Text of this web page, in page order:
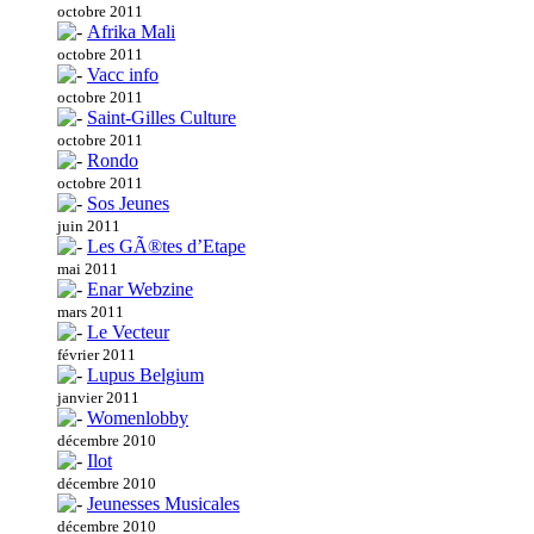
octobre 2011
Afrika Mali
octobre 2011
Vacc info
octobre 2011
Saint-Gilles Culture
octobre 2011
Rondo
octobre 2011
Sos Jeunes
juin 2011
Les GÃ®tes d’Etape
mai 2011
Enar Webzine
mars 2011
Le Vecteur
février 2011
Lupus Belgium
janvier 2011
Womenlobby
décembre 2010
Ilot
décembre 2010
Jeunesses Musicales
décembre 2010